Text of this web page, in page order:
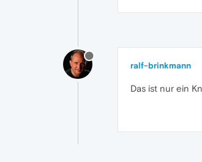
ralf-brinkmann
Das ist nur ein